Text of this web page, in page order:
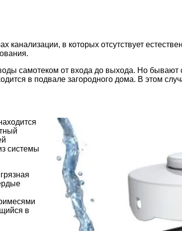
канализации, в которых отсутствует
самотеком от входа до выхода. Но
в подвале загородного дома. В этом
системы
в